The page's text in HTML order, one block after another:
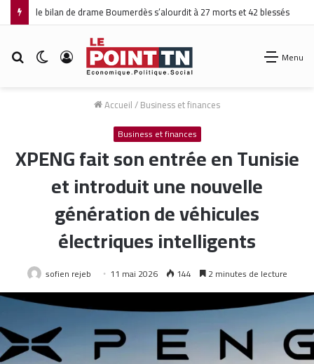
le bilan de drame Boumerdès s’alourdit à 27 morts et 42 blessés
Rechercher
Switch Connexion Menu
Accueil/Business et finances
Business et finances
XPENG fait son entrée en Tunisie
et introduit une nouvelle
génération de véhicules
électriques intelligents
sofien rejeb 11 mai 2026 144 2 minutes de lecture